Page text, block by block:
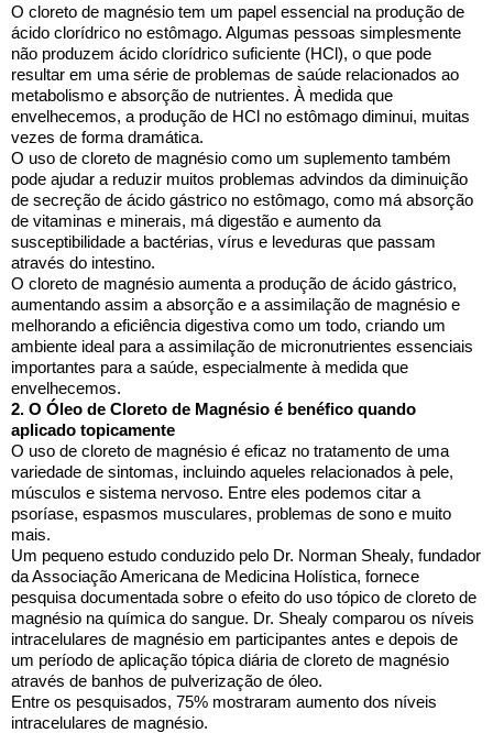
O cloreto de magnésio tem um papel essencial na produção de
ácido clorídrico no estômago. Algumas pessoas simplesmente
não produzem ácido clorídrico suficiente (HCl), o que pode
resultar em uma série de problemas de saúde relacionados ao
metabolismo e absorção de nutrientes. À medida que
envelhecemos, a produção de HCl no estômago diminui, muitas
vezes de forma dramática.
O uso de cloreto de magnésio como um suplemento também
pode ajudar a reduzir muitos problemas advindos da diminuição
de secreção de ácido gástrico no estômago, como má absorção
de vitaminas e minerais, má digestão e aumento da
susceptibilidade a bactérias, vírus e leveduras que passam
através do intestino.
O cloreto de magnésio aumenta a produção de ácido gástrico,
aumentando assim a absorção e a assimilação de magnésio e
melhorando a eficiência digestiva como um todo, criando um
ambiente ideal para a assimilação de micronutrientes essenciais
importantes para a saúde, especialmente à medida que
envelhecemos.
2. O Óleo de Cloreto de Magnésio é benéfico quando
aplicado topicamente
O uso de cloreto de magnésio é eficaz no tratamento de uma
variedade de sintomas, incluindo aqueles relacionados à pele,
músculos e sistema nervoso. Entre eles podemos citar a
psoríase, espasmos musculares, problemas de sono e muito
mais.
Um pequeno estudo conduzido pelo Dr. Norman Shealy, fundador
da Associação Americana de Medicina Holística, fornece
pesquisa documentada sobre o efeito do uso tópico de cloreto de
magnésio na química do sangue. Dr. Shealy comparou os níveis
intracelulares de magnésio em participantes antes e depois de
um período de aplicação tópica diária de cloreto de magnésio
através de banhos de pulverização de óleo.
Entre os pesquisados, 75% mostraram aumento dos níveis
intracelulares de magnésio.